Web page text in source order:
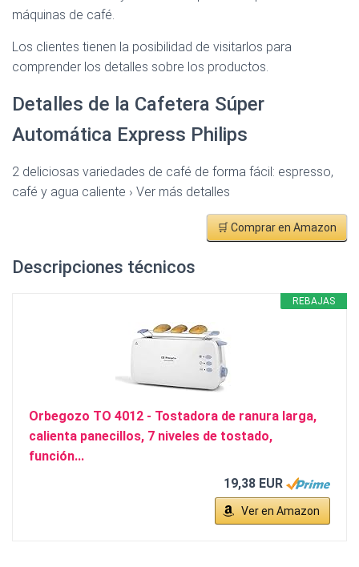
máquinas de café.
Los clientes tienen la posibilidad de visitarlos para
comprender los detalles sobre los productos.
Detalles de la Cafetera Súper
Automática Express Philips
2 deliciosas variedades de café de forma fácil: espresso,
café y agua caliente › Ver más detalles
🛒 Comprar en Amazon
Descripciones técnicos
REBAJAS
Orbegozo TO 4012 - Tostadora de ranura larga,
calienta panecillos, 7 niveles de tostado,
función...
19,38 EUR
Ver en Amazon